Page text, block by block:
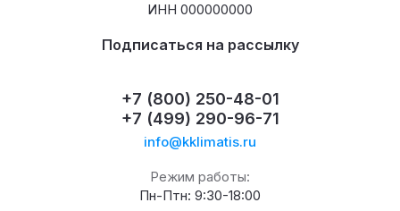
ИНН 000000000
Подписаться на рассылку
+7 (800) 250-48-01
+7 (499) 290-96-71
info@kklimatis.ru
Режим работы:
Пн-Птн: 9:30-18:00